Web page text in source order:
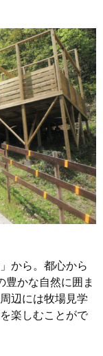
から。都心から
豊かな自然に囲ま
辺には牧場見学
楽しむことがで